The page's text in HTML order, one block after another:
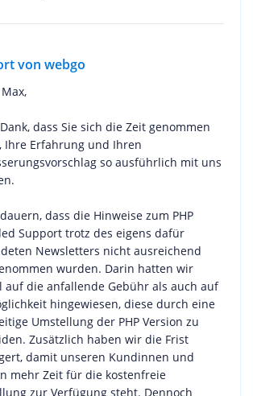
von webgo
dass Sie sich die Zeit genommen
Ihre Erfahrung und Ihren
so ausführlich mit uns
dass die Hinweise zum PHP
Support trotz des eigens dafür
Newsletters nicht ausreichend
wurden. Darin hatten wir
auf die anfallende Gebühr als auch auf
hingewiesen, diese durch eine
Umstellung der PHP Version zu
Zusätzlich haben wir die Frist
damit unseren Kundinnen und
mehr Zeit für die kostenfreie
zur Verfügung steht. Dennoch